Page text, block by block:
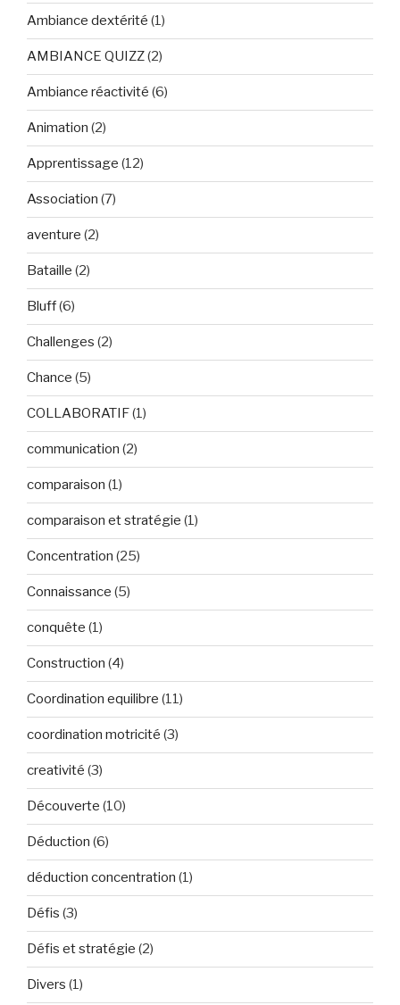
Ambiance dextérité (1)
AMBIANCE QUIZZ(2)
Ambiance réactivité (6)
Animation (2)
Apprentissage (12)
Association (7)
aventure (2)
Bataille (2)
Bluff(6)
Challenges (2)
Chance (5)
COLLABORATIF(1)
communication (2)
comparaison (1)
comparaison et stratégie (1)
Concentration (25)
Connaissance (5)
conquête (1)
Construction (4)
Coordination equilibre (11)
coordination motricité (3)
creativité (3)
Découverte (10)
Déduction (6)
déduction concentration (1)
Défis (3)
Défis et stratégie (2)
Divers (1)